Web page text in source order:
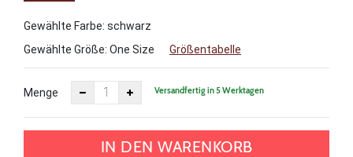
Gewählte Farbe: schwarz
Gewählte Größe: One Size Größentabelle
Menge Versandfertig in 5 Werktagen
IN DEN WARENKORB